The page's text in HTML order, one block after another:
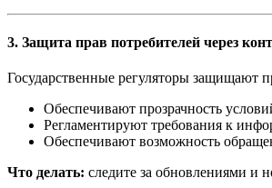
3. Защита прав потребителей через
Государственные регуляторы защищают
Обеспечивают прозрачность
Регламентируют требования к
Обеспечивают возможность
Что делать: следите за обновлениями и